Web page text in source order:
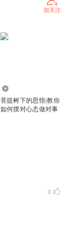
加关注
菩提树下的思悟|教你
如何摆对心态做对事
0